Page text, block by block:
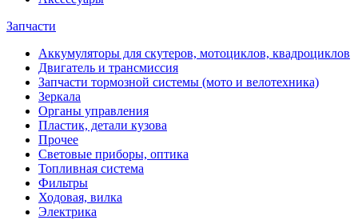
Запчасти
Аккумуляторы для скутеров, мотоциклов, квадроциклов
Двигатель и трансмиссия
Запчасти тормозной системы (мото и велотехника)
Зеркала
Органы управления
Пластик, детали кузова
Прочее
Световые приборы, оптика
Топливная система
Фильтры
Ходовая, вилка
Электрика